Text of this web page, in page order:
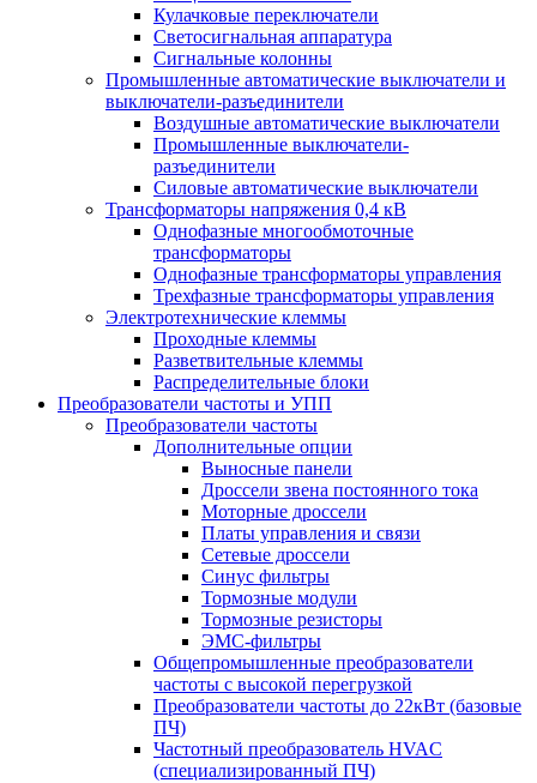
Кулачковые переключатели
Светосигнальная аппаратура
Сигнальные колонны
Промышленные автоматические выключатели и
выключатели-разъединители
Воздушные автоматические выключатели
Промышленные выключатели-
разъединители
Силовые автоматические выключатели
Трансформаторы напряжения 0,4 кВ
Однофазные многообмоточные
трансформаторы
Однофазные трансформаторы управления
Трехфазные трансформаторы управления
Электротехнические клеммы
Проходные клеммы
Разветвительные клеммы
Распределительные блоки
Преобразователи частоты и УПП
Преобразователи частоты
Дополнительные опции
Выносные панели
Дроссели звена постоянного тока
Моторные дроссели
Платы управления и связи
Сетевые дроссели
Синус фильтры
Тормозные модули
Тормозные резисторы
ЭМС-фильтры
Общепромышленные преобразователи
частоты с высокой перегрузкой
Преобразователи частоты до 22кВт (базовые
ПЧ)
Частотный преобразователь HVAC
(специализированный ПЧ)